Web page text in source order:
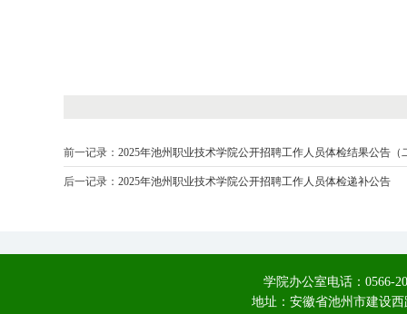
前一记录： 2025年池州职业技术学院公开招聘工作人员体检结果公告（
后一记录： 2025年池州职业技术学院公开招聘工作人员体检递补公告
学院办公室电话：0566-
地址：安徽省池州市建设